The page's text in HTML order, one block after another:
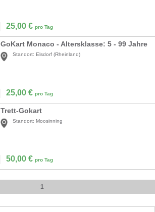
25,00 € pro Tag
GoKart Monaco - Altersklasse: 5 - 99 Jahre
Standort: Elsdorf (Rheinland)
25,00 € pro Tag
Trett-Gokart
Standort: Moosinning
50,00 € pro Tag
1